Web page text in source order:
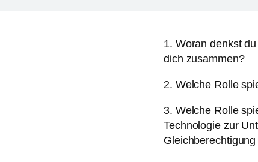
1. Woran denkst
dich zusammen?
2. Welche Rolle
3. Welche Rolle
Technologie zur